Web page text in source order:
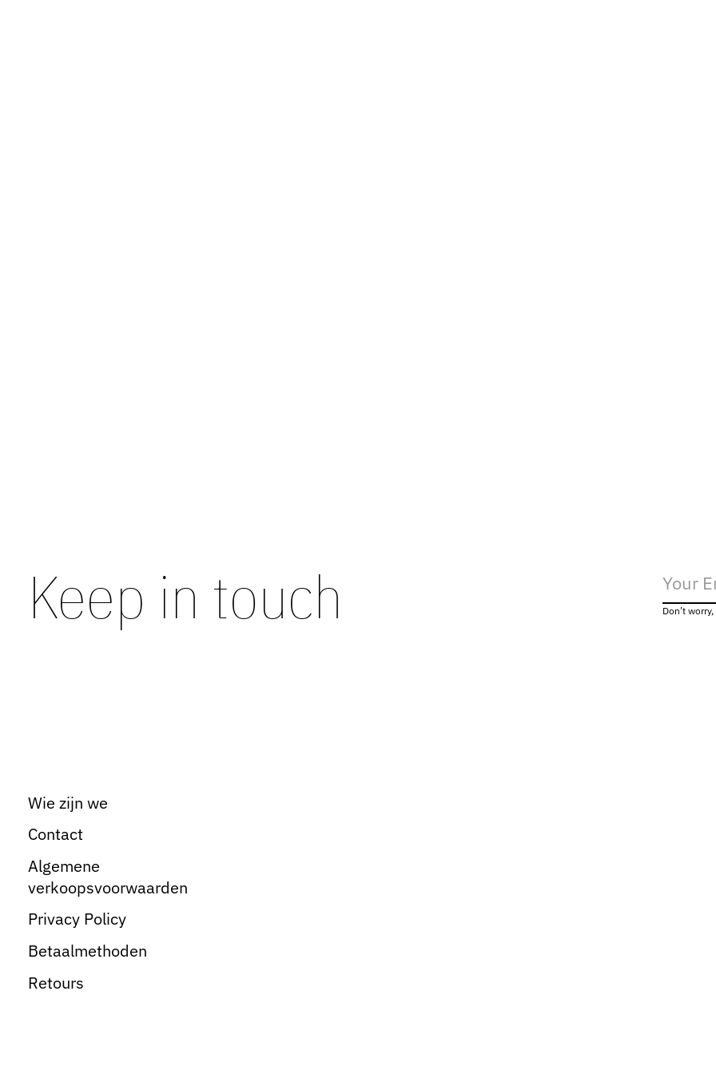
Keep in touch Don’t
Wie zijn we
Contact
Algemene
verkoopsvoorwaarden
Privacy Policy
Betaalmethoden
Retours